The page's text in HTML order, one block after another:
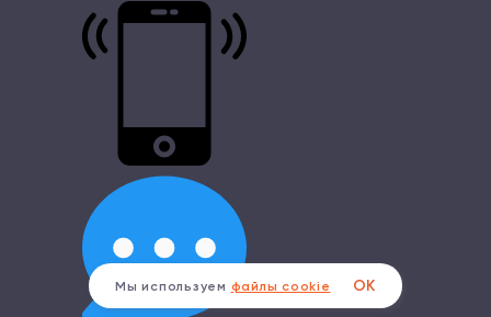
Мы используем файлы cookie ОК